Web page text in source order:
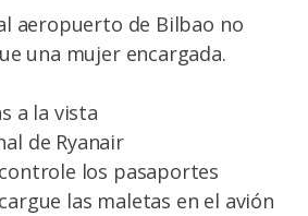
aeropuerto de Bilbao no
una mujer encargada.
a la vista
de Ryanair
los pasaportes
las maletas en el avión